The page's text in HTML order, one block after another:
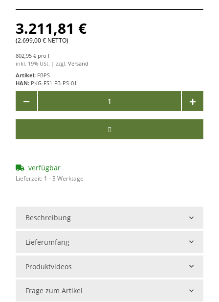
3.211,81 €
(2.699,00 € NETTO)
802,95 € pro l
inkl. 19% USt. | zzgl. Versand
Artikel: FBPS
HAN: PKG-FS1-FB-PS-01
verfügbar
Lieferzeit: 1 - 3 Werktage
Beschreibung
Lieferumfang
Produktvideos
Frage zum Artikel